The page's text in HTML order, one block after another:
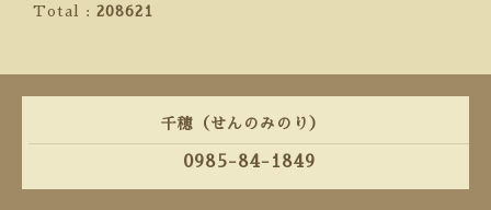
Total : 208621
千穂（せんのみのり）
0985-84-1849